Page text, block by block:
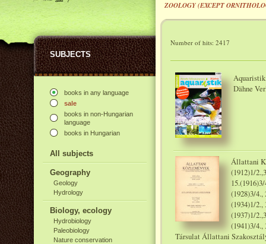
SUBJECTS
books in any language
sale
books in non-Hungarian
language
books in Hungarian
All subjects
Geography
Geology
Hydrology
Biology, ecology
Hydrobiology
Paleobiology
Nature conservation
ZOOLOGY (EXCEPT
Number of hits: 2417
Dähne
Állattani
(1912)1/
(1928)3/4.,
(1934)1/2.,
(1937)1/
(1941)3/
Társulat Állattani